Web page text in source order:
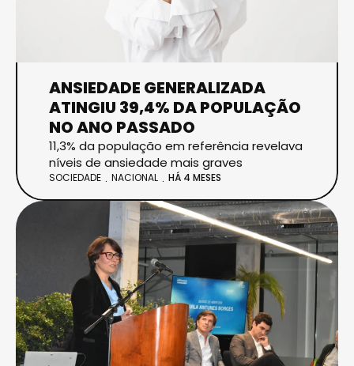
ANSIEDADE GENERALIZADA
ATINGIU 39,4% DA POPULAÇÃO
NO ANO PASSADO
11,3% da população em referência revelava
níveis de ansiedade mais graves
SOCIEDADE NACIONAL HÁ 4 MESES